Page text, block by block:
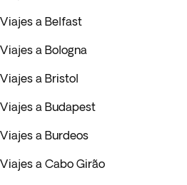
Viajes a Belfast
Viajes a Bologna
Viajes a Bristol
Viajes a Budapest
Viajes a Burdeos
Viajes a Cabo Girão